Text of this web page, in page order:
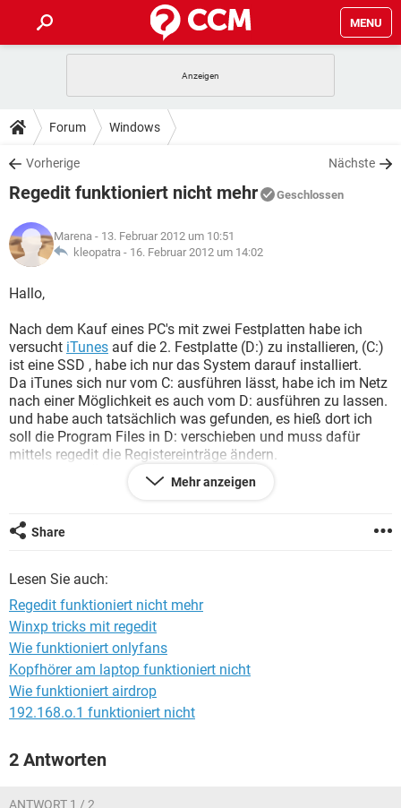
MENU
ANDROID
WINDOWS 10
WHATSAPP TIKTOK
FACEBOOK
TIPPS & TRICKS
SPIELE
WHATSAPP TIKTOK
FACEBOOK
DOWNLOADS
SPIELE STREAMING
ANDROID
WINDOWS 10 INSTAGRAM
WHATSAPP
FORUM
SPIELE STREAMING
ANDROID
WINDOWS 10
WHATSAPP TIKTOK
FACEBOOK HARDWARE
LEXIKON
SPIELE
WINDOWS 10 INSTAGRAM
WHATSAPP TIKTOK
FACEBOOK HARDWARE
Forum Windows
Vorherige Nächste
Regedit funktioniert nicht mehr Geschlossen
Marena - 13. Februar 2012 um 10:51
kleopatra - 16. Februar 2012 um 14:02
Hallo,
Nach dem Kauf eines PC's mit zwei Festplatten habe ich
versucht iTunes auf die 2. Festplatte (D:) zu installieren, (C:)
ist eine SSD , habe ich nur das System darauf installiert.
Da iTunes sich nur vom C: ausführen lässt, habe ich im Netz
nach einer Möglichkeit es auch vom D: ausführen zu lassen.
und habe auch tatsächlich was gefunden, es hieß dort ich
soll die Program Files in D: verschieben und muss dafür
mittels regedit die Registereinträge ändern.
Nach diesen Änderungen kann ich keine exe Datei mehr
ausführen, und kann auch diese Änderungen nicht
Hat jemand eine Idee ?
Danke
Mehr anzeigen
Share
Lesen Sie auch:
Regedit funktioniert nicht mehr
Winxp tricks mit regedit
Wie funktioniert onlyfans
Kopfhörer am laptop funktioniert nicht
Wie funktioniert airdrop
192.168.o.1 funktioniert nicht
2 Antworten
ANTWORT 1 / 2